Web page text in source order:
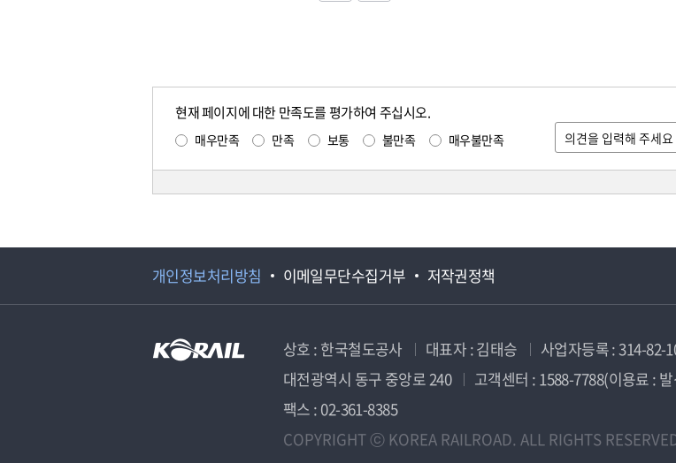
현재 페이지에 대한 만족도를 평가하여 주십시오.
매우만족 만족 보통 불만족 매우불만족
개인정보처리방침 이메일무단수집거부 저작권정책
상호 : 한국철도공사 대표자 : 김태승 사업자등록 : 314-82-
대전광역시 동구 중앙로 240
고객센터 : 1588-7788(이용료 :
팩스 : 02-361-8385
COPYRIGHT ⓒ KOREA RAILROAD. ALL RIGHTS